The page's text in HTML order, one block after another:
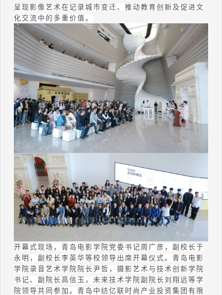
呈现影像艺术在记录城市变迁、推动教育创新及促进文
化交流中的多重价值。
开幕式现场，青岛电影学院党委书记周广彦，副校长于
永明，副校长李英华等校领导出席开幕仪式。青岛电影
学院录音艺术学院院长尹哲，摄影艺术与技术创新学院
书记、副院长高信玉，未来技术学院副院长刘翔 远等学
院领导共同参加。 青岛中纺亿联时尚产业投资集团有限